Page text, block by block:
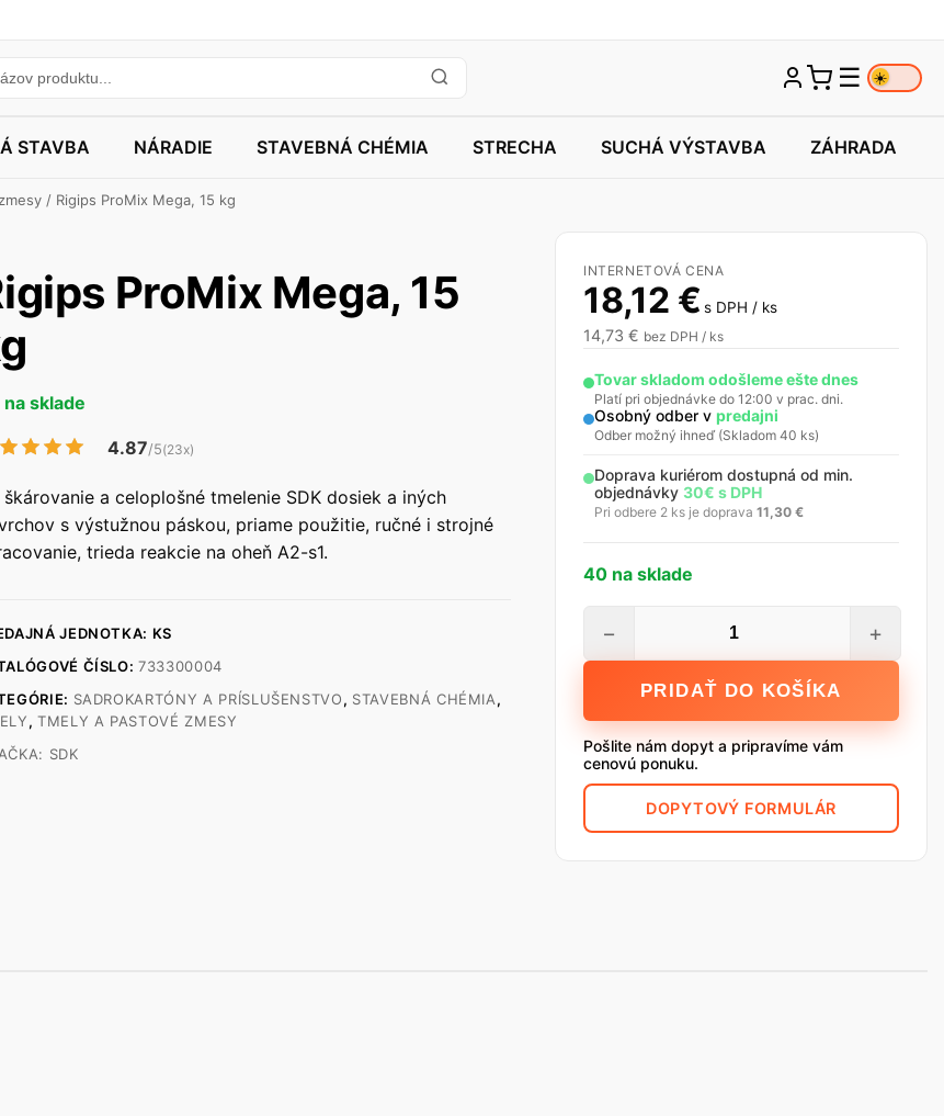
☰ ☀️
STAVBA NÁRADIE STAVEBNÁ CHÉMIA STRECHA SUCHÁ VÝSTAVBA ZÁHRADA
/ Rigips ProMix Mega, 15 kg
ProMix Mega, 15
sklade
4.87/5(23x)
škárovanie a celoplošné tmelenie SDK dosiek a iných
s výstužnou páskou, priame použitie, ručné i strojné
trieda reakcie na oheň A2-s1.
JEDNOTKA: KS
ČÍSLO:733300004
SADROKARTÓNY A PRÍSLUŠENSTVO, STAVEBNÁ CHÉMIA,
, TMELY A PASTOVÉ ZMESY
SDK
INTERNETOVÁ CENA
18,12 € s DPH / ks
14,73 € bez DPH / ks
Tovar skladom odošleme ešte dnes
Platí pri objednávke do 12:00 v prac. dni.
Osobný odber v predajni
Odber možný ihneď (Skladom 40 ks)
Doprava kuriérom dostupná od min.
objednávky 30€ s DPH
Pri odbere 2 ks je doprava 11,30 €
40 na sklade
15
kg
− +
PRIDAŤ DO KOŠÍKA
Pošlite nám dopyt a pripravíme vám
cenovú ponuku.
DOPYTOVÝ FORMULÁR